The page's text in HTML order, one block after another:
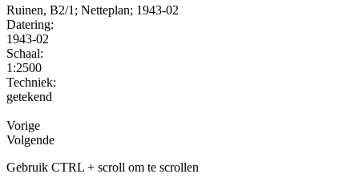
Ruinen, B2/1; Netteplan; 1943-02
Datering:
1943-02
Schaal:
1:2500
Techniek:
getekend
Vorige
Volgende
Gebruik CTRL + scroll om te scrollen